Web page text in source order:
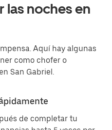
noches en
Aquí hay algunas
como chofer o
San Gabriel.
de completar tu